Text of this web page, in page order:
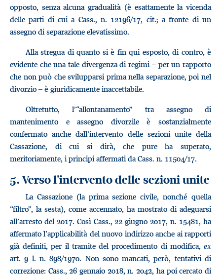
opposto, senza alcuna gradualità (è esattamente la vicenda
delle parti di cui a Cass., n. 12196/17, cit.; a fronte di un
assegno di separazione elevatissimo.
Alla stregua di quanto si è fin qui esposto, di contro, è
evidente che una tale divergenza di regimi – per un rapporto
che non può che svilupparsi prima nella separazione, poi nel
divorzio – è giuridicamente inaccettabile.
Oltretutto, l’“allontanamento” tra assegno di
mantenimento e assegno divorzile è sostanzialmente
confermato anche dall’intervento delle sezioni unite della
Cassazione, di cui si dirà, che pure ha superato,
meritoriamente, i principi affermati da Cass. n. 11504/17.
5. Verso l’intervento delle sezioni unite
La Cassazione (la prima sezione civile, nonché quella
“filtro”, la sesta), come accennato, ha mostrato di adeguarsi
all’arresto del 2017. Così Cass., 22 giugno 2017, n. 15481, ha
affermato l’applicabilità del nuovo indirizzo anche ai rapporti
già definiti, per il tramite del procedimento di modifica, ex
art. 9 l. n. 898/1970. Non sono mancati, però, tentativi di
correzione: Cass., 26 gennaio 2018, n. 2042, ha poi cercato di